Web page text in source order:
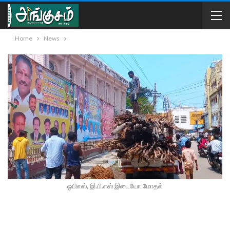
Home News
ஓபிஎஸ், இ.பி.எஸ் இடையோ மோதல்